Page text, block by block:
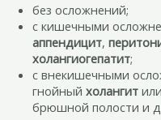
без осложнений;
с кишечными
аппендицит,
холангиогепатит;
с внекишечными
гнойный холангит или
брюшной полости и